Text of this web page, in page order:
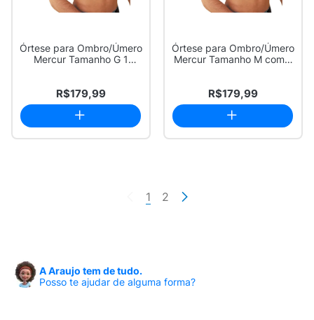
Órtese para Ombro/Úmero
Mercur Tamanho G 1
R$179,99
Órtese para Ombro/Úmero
Mercur Tamanho M com 1
R$179,99
1 2
A Araujo tem de tudo.
Posso te ajudar de alguma forma?